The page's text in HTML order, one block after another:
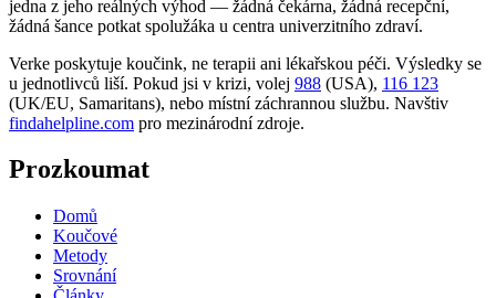
jedna z jeho reálných výhod — žádná čekárna, žádná recepční,
žádná šance potkat spolužáka u centra univerzitního zdraví.
Verke poskytuje koučink, ne terapii ani lékařskou péči. Výsledky se
u jednotlivců liší. Pokud jsi v krizi, volej 988 (USA), 116 123
(UK/EU, Samaritans), nebo místní záchrannou službu. Navštiv
findahelpline.com pro mezinárodní zdroje.
Prozkoumat
Domů
Koučové
Metody
Srovnání